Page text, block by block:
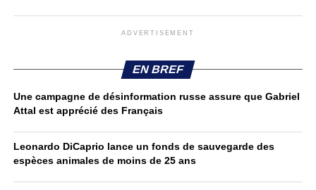
ADVERTISEMENT
EN BREF
Une campagne de désinformation russe assure que Gabriel
Attal est apprécié des Français
Leonardo DiCaprio lance un fonds de sauvegarde des
espèces animales de moins de 25 ans